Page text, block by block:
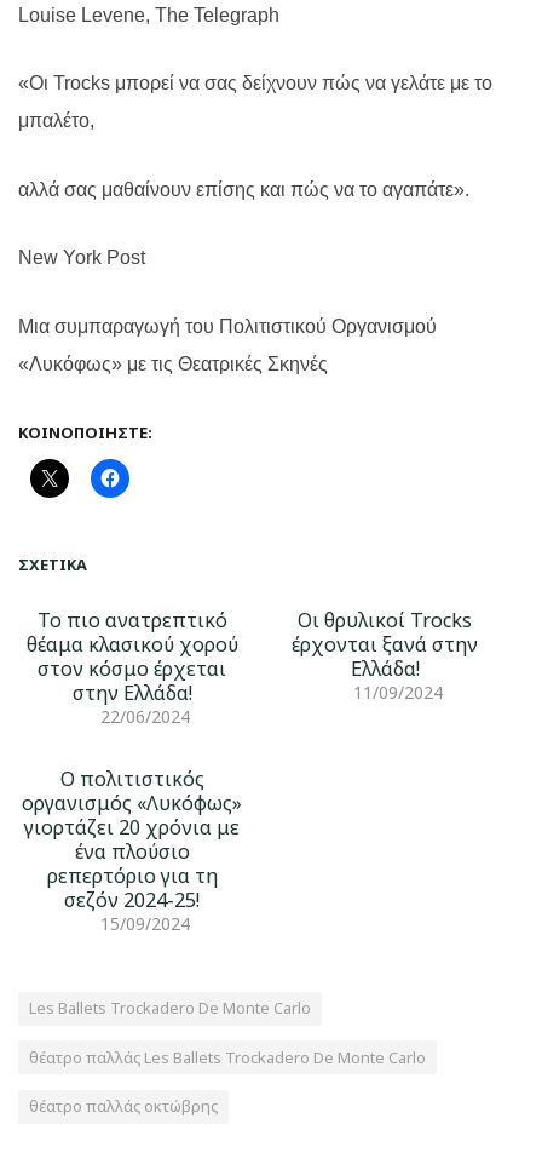
Louise Levene, The Telegraph
«Οι Trocks μπορεί να σας δείχνουν πώς να γελάτε με το
μπαλέτο,
αλλά σας μαθαίνουν επίσης και πώς να το αγαπάτε».
New York Post
Μια συμπαραγωγή του Πολιτιστικού Οργανισμού
«Λυκόφως» με τις Θεατρικές Σκηνές
ΚΟΙΝΟΠΟΙΉΣΤΕ:
ΣΧΕΤΙΚΆ
Το πιο ανατρεπτικό
θέαμα κλασικού χορού
στον κόσμο έρχεται
στην Ελλάδα!
22/06/2024
Οι θρυλικοί Trocks
έρχονται ξανά στην
Ελλάδα!
11/09/2024
Ο πολιτιστικός
οργανισμός «Λυκόφως»
γιορτάζει 20 χρόνια με
ένα πλούσιο
ρεπερτόριο για τη
σεζόν 2024-25!
15/09/2024
Les Ballets Trockadero De Monte Carlo
θέατρο παλλάς Les Ballets Trockadero De Monte Carlo
θέατρο παλλάς οκτώβρης